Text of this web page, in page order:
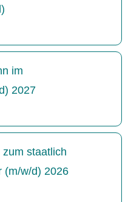
im
2027
staatlich
(m/w/d) 2026